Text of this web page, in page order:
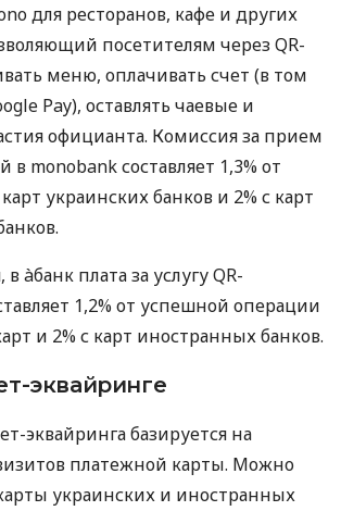
для ресторанов, кафе и других
посетителям через QR-
меню, оплачивать счет (в том
Pay), оставлять чаевые и
официанта. Комиссия за прием
в monobank составляет 1,3% от
украинских банков и 2% с карт
àбанк плата за услугу QR-
1,2% от успешной операции
и 2% с карт иностранных банков.
эквайринге
эквайринга базируется на
платежной карты. Можно
украинских и иностранных